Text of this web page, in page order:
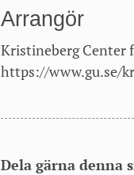
Arrangör
Kristineberg Center
https://www.gu.se/
Dela gärna denna